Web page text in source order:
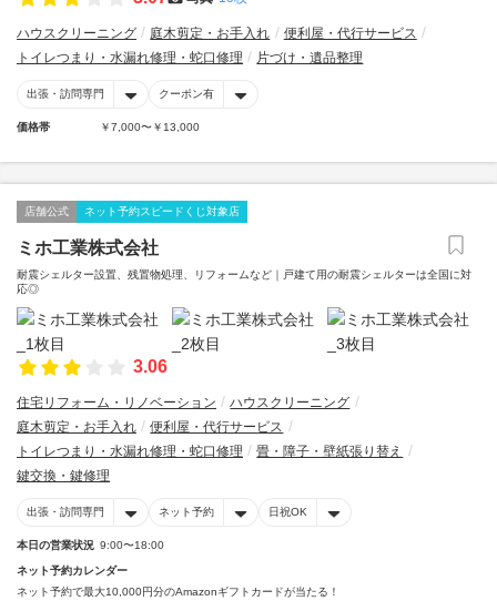
ハウスクリーニング 庭木剪定・お手入れ
便利屋・代行サービス
トイレつまり・水漏れ修理・蛇口修理
片づけ・遺品整理
出張・訪問専門 クーポン有
価格帯 ￥7,000〜￥13,000
店舗公式 ネット予約スピードくじ対象店
ミホ工業株式会社
耐震シェルター設置、残置物処理、リフォームなど｜戸建て用の耐震シェルターは全国に対
応◎
3.06
住宅リフォーム・リノベーション
ハウスクリーニング
庭木剪定・お手入れ
便利屋・代行サービス
トイレつまり・水漏れ修理・蛇口修理
畳・障子・壁紙張り替え
鍵交換・鍵修理
出張・訪問専門 ネット予約 日祝OK
本日の営業状況 9:00〜18:00
ネット予約カレンダー
ネット予約で最大10,000円分のAmazonギフトカードが当たる！